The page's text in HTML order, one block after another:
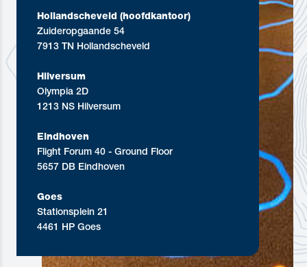
Hollandscheveld (hoofdkantoor)
Zuideropgaande 54
7913 TN Hollandscheveld
Hilversum
Olympia 2D
1213 NS Hilversum
Eindhoven
Flight Forum 40 - Ground Floor
5657 DB Eindhoven
Goes
Stationsplein 21
4461 HP Goes